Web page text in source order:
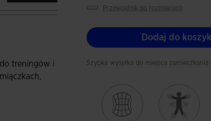
treningów i
przewodnik po rozmiarach
Dodaj do
Szybka wysyłka do miejsca zamieszkania